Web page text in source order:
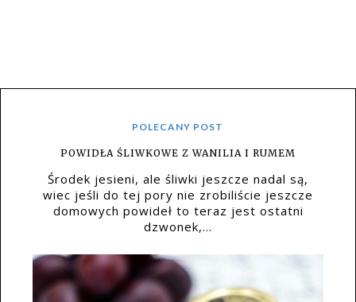
POLECANY POST
POWIDŁA ŚLIWKOWE Z WANILIA I RUMEM
Środek jesieni, ale śliwki jeszcze nadal są,
wiec jeśli do tej pory nie zrobiliście jeszcze
domowych powideł to teraz jest ostatni
dzwonek,...